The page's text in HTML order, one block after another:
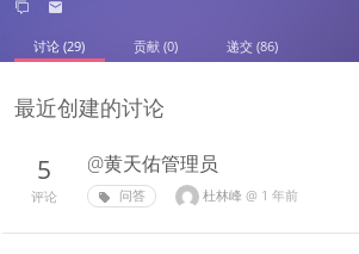
讨论 (29) 贡献 (0) 递交 (86)
最近创建的讨论
5
评论
@黄天佑管理员
问答 杜林峰 @ 1 年前